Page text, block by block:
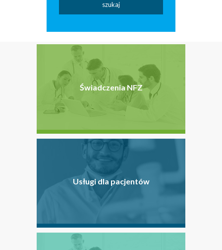
szukaj
Świadczenia NFZ
Usługi dla pacjentów